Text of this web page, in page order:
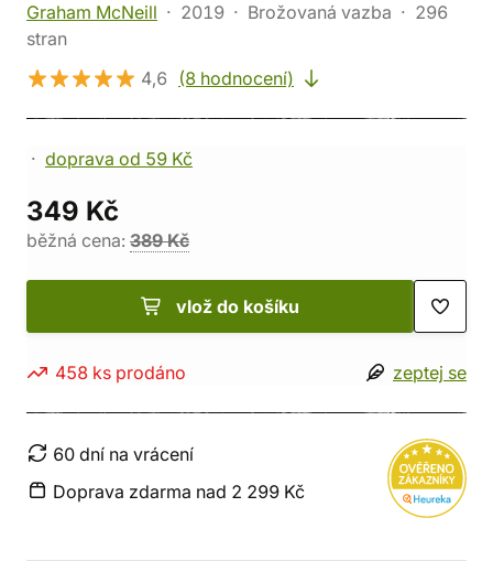
Graham McNeill
2019 Brožovaná vazba
296
stran
4,6
(8 hodnocení)
doprava od 59 Kč
349 Kč
běžná cena: 389 Kč
vlož do košíku
458 ks prodáno zeptej se
60 dní na vrácení
Doprava zdarma nad 2 299 Kč